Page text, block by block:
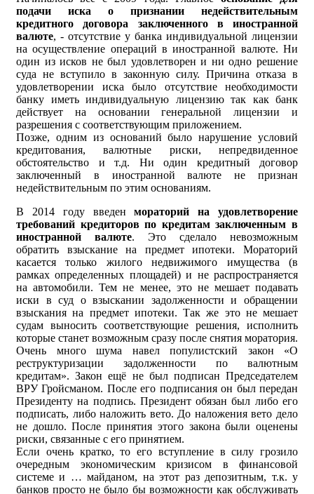
подачи иска о признании недействительным
кредитного договора заключенного в иностранной
валюте, - отсутствие у банка индивидуальной лицензии
на осуществление операций в иностранной валюте. Ни
один из исков не был удовлетворен и ни одно решение
суда не вступило в законную силу. Причина отказа в
удовлетворении иска было отсутствие необходимости
банку иметь индивидуальную лицензию так как банк
действует на основании генеральной лицензии и
разрешения с соответствующим приложением.
Позже, одним из оснований было нарушение условий
кредитования, валютные риски, непредвиденное
обстоятельство и т.д. Ни один кредитный договор
заключенный в иностранной валюте не признан
недействительным по этим основаниям.
В 2014 году введенмораторий на удовлетворение
требований кредиторов по кредитам заключенным в
иностранной валюте. Это сделало невозможным
обратить взыскание на предмет ипотеки. Мораторий
касается только жилого недвижимого имущества (в
рамках определенных площадей) и не распространяется
на автомобили. Тем не менее, это не мешает подавать
иски в суд о взыскании задолженности и обращении
взыскания на предмет ипотеки. Так же это не мешает
судам выносить соответствующие решения, исполнить
которые станет возможным сразу после снятия моратория.
Очень много шума навел популистский закон «О
реструктуризации задолженности по валютным
кредитам». Закон ещё не был подписан Председателем
ВРУ Гройсманом. После его подписания он был передан
Президенту на подпись. Президент обязан был либо его
подписать, либо наложить вето. До наложения вето дело
не дошло. После принятия этого закона были оценены
риски, связанные с его принятием.
Если очень кратко, то его вступление в силу грозило
очередным экономическим кризисом в финансовой
системе и … майданом, на этот раз депозитным, т.к. у
банков просто не было бы возможности как обслуживать